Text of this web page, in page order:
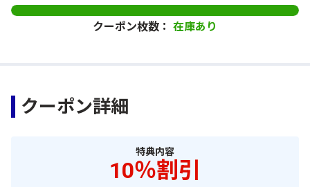
クーポン枚数： 在庫あり
クーポン詳細
特典内容
10％割引